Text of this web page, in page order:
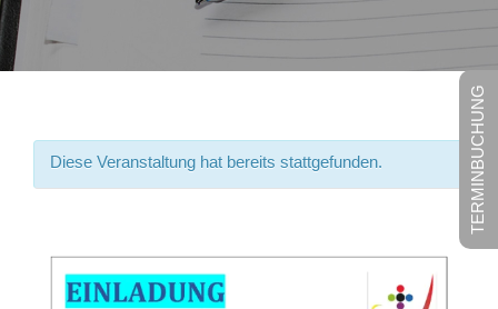
Diese Veranstaltung hat bereits stattgefunden. TERMINBUCHUNG